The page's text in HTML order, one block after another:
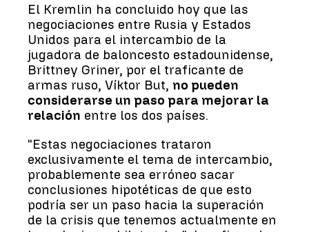
El Kremlin ha concluido hoy que las
negociaciones entre Rusia y Estados
Unidos para el intercambio de la
jugadora de baloncesto estadounidense,
Brittney Griner, por el traficante de
armas ruso, Víktor But, no pueden
considerarse un paso para mejorar la
relación entre los dos países.
"Estas negociaciones trataron
exclusivamente el tema de intercambio,
probablemente sea erróneo sacar
conclusiones hipotéticas de que esto
podría ser un paso hacia la superación
de la crisis que tenemos actualmente en